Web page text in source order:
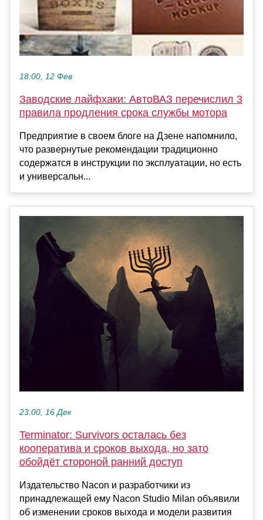
18:00, 12 Фев
Заводские лайфхаки: АвтоВАЗ перечислил 3
правила продления срока службы мотора
Предприятие в своем блоге на Дзене напомнило,
что развернутые рекомендации традиционно
содержатся в инструкции по эксплуатации, но есть
и универсальн...
23:00, 16 Дек
Terminator: Survivors осталась без
кооператива и сроков выхода, но зато
обойдёт стороной ранний доступ
Издательство Nacon и разработчики из
принадлежащей ему Nacon Studio Milan объявили
об изменении сроков выхода и модели развития